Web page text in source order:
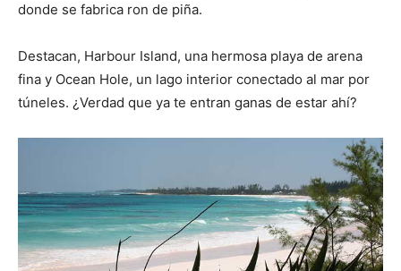
donde se fabrica ron de piña.
Destacan, Harbour Island, una hermosa playa de arena
fina y Ocean Hole, un lago interior conectado al mar por
túneles. ¿Verdad que ya te entran ganas de estar ahí?